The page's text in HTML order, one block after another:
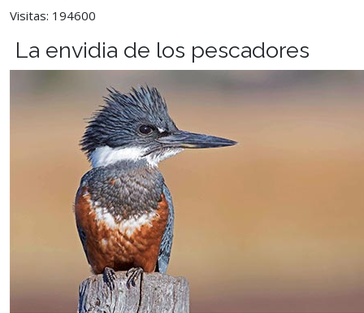
Visitas: 194600
La envidia de los pescadores